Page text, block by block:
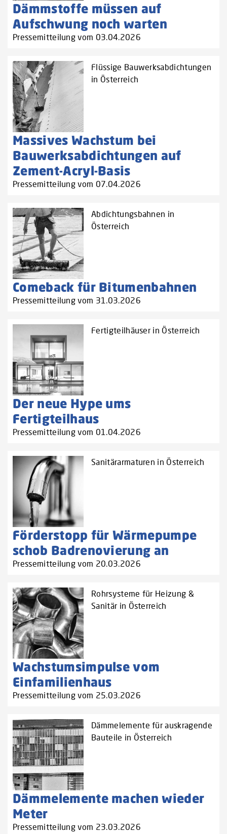
Dämmstoffe müssen auf
Aufschwung noch warten
Pressemitteilung vom 03.04.2026
Flüssige Bauwerksabdichtungen
in Österreich
Massives Wachstum bei
Bauwerksabdichtungen auf
Zement-Acryl-Basis
Pressemitteilung vom 07.04.2026
Abdichtungsbahnen in
Österreich
Comeback für Bitumenbahnen
Pressemitteilung vom 31.03.2026
Fertigteilhäuser in Österreich
Der neue Hype ums
Fertigteilhaus
Pressemitteilung vom 01.04.2026
Sanitärarmaturen in Österreich
Förderstopp für Wärmepumpe
schob Badrenovierung an
Pressemitteilung vom 20.03.2026
Rohrsysteme für Heizung &
Sanitär in Österreich
Wachstumsimpulse vom
Einfamilienhaus
Pressemitteilung vom 25.03.2026
Dämmelemente für auskragende
Bauteile in Österreich
Dämmelemente machen wieder
Meter
Pressemitteilung vom 23.03.2026